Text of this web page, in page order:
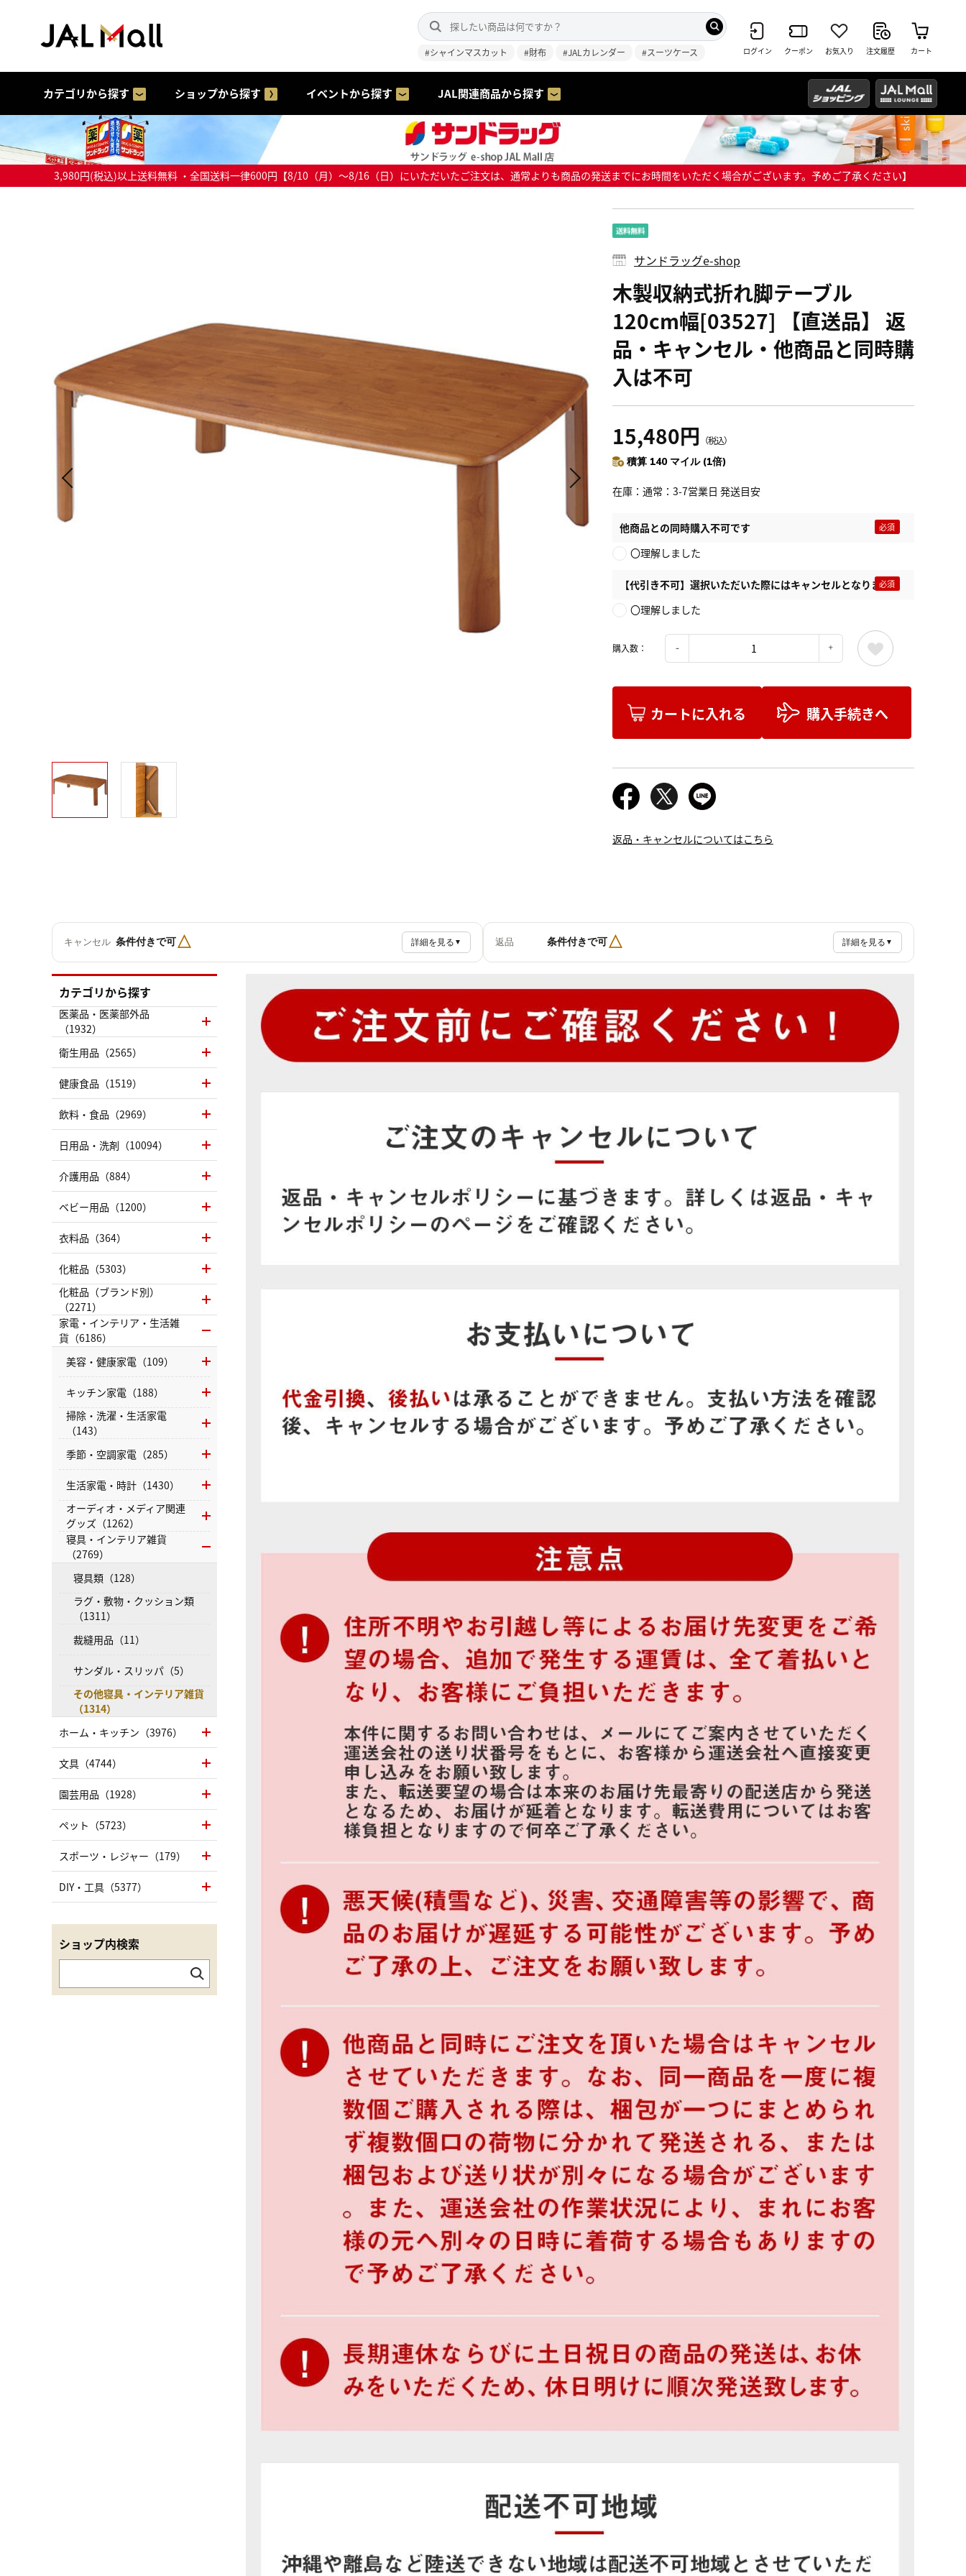
#シャインマスカット #財布 #JALカレンダー #スーツケース ログイン クーポン お気入り 注文履歴 カート
カテゴリから探す ショップから探す イベントから探す JAL関連商品から探す
3,980円(税込)以上送料無料 ・全国送料一律600円【8/10（月）～8/16（日）にいただいたご注文は、通常よりも商品の発送までにお時間をいただく場合がございます。予めご了承ください】
サンドラッグe-shop
木製収納式折れ脚テーブル
120cm幅[03527] 【直送品】 返
品・キャンセル・他商品と同時購
入は不可
15,480円 （税込）
積算 140 マイル (1倍)
在庫 通常：3-7営業日 発送目安
他商品との同時購入不可です
〇理解しました
【代引き不可】選択いただいた際にはキャンセルとなります
〇理解しました
購入数：
カートに入れる 購入手続きへ
返品・キャンセルについてはこちら
キャンセル 条件付きで可△ 詳細を見る ▼ 返品 条件付きで可△ 詳細を見る ▼
カテゴリから探す
医薬品・医薬部外品
（1932）
衛生用品（2565）
健康食品（1519）
飲料・食品（2969）
日用品・洗剤（10094）
介護用品（884）
ベビー用品（1200）
衣料品（364）
化粧品（5303）
化粧品（ブランド別）
（2271）
家電・インテリア・生活雑
貨（6186）
美容・健康家電（109）
キッチン家電（188）
掃除・洗濯・生活家電
（143）
季節・空調家電（285）
生活家電・時計（1430）
オーディオ・メディア関連
グッズ（1262）
寝具・インテリア雑貨
（2769）
寝具類（128）
ラグ・敷物・クッション類
（1311）
裁縫用品（11）
サンダル・スリッパ（5）
その他寝具・インテリア雑貨
（1314）
ホーム・キッチン（3976）
文具（4744）
園芸用品（1928）
ペット（5723）
スポーツ・レジャー（179）
DIY・工具（5377）
ショップ内検索